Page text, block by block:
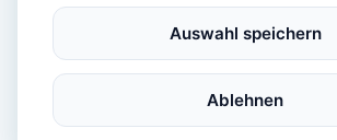
Personen mit Pool, Sauna,
**Luxus Ferienhaus Voslapp für 6
Auswahl speichern
Ablehnen